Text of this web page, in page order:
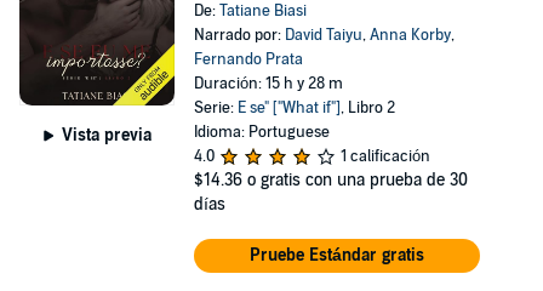
Vista previa
De:Tatiane Biasi
Narrado por: David Taiyu,Anna Korby,
Fernando Prata
Duración: 15 h y 28 m
Serie: E se" ["What if"], Libro 2
Idioma: Portuguese
4.0
1 calificación
$14.36 o gratis con una prueba de 30
días
Pruebe Estándar gratis